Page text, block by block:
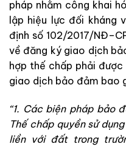
pháp nhằm công khai
lập hiệu lực đối kháng
định số 102/2017/NĐ–
về đăng ký giao dịch
hợp thế chấp phải được
giao dịch bảo đảm bao
“1. Các biện pháp bảo
Thếchấp quyền sửdụng
liền với đất trong